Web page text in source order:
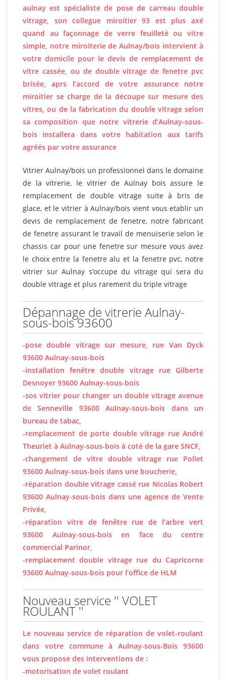
aulnay est spécialiste de pose de carreau double
vitrage, son collegue miroitier 93 est plus axé
quand au façonnage de verre feuilleté ou vitre
simple, notre miroiterie de Aulnay/bois intervient à
votre domicile pour le devis de remplacement de
vitre cassée, ou de double vitrage de fenetre pvc
brisée, aprs l’accord de votre assurance notre
miroitier se charge de la découpe sur mesure des
vitres, ou de la fabrication du double vitrage selon
sa composition que notre vitrerie d’Aulnay-sous-
bois installera dans votre habitation aux tarifs
agréés par votre assurance
Vitrier Aulnay/bois un professionnel dans le domaine
de la vitrerie, le vitrier de Aulnay bois assure le
remplacement de double vitrage suite à bris de
glace, et le vitrier à Aulnay/bois vient vous etablir un
devis de remplacement de fenetre, notre fabricant
de fenetre assurant le travail de menuiserie selon le
chassis car pour une fenetre sur mesure vous avez
le choix entre la fenetre alu et la fenetre pvc, notre
vitrier sur Aulnay s’occupe du vitrage qui sera du
double vitrage et plus rarement du triple vitrage
Dépannage de vitrerie Aulnay-
sous-bois 93600
-pose double vitrage sur mesure, rue Van Dyck
93600 Aulnay-sous-bois
-installation fenêtre double vitrage rue Gilberte
Desnoyer 93600 Aulnay-sous-bois
-sos vitrier pour changer un double vitrage avenue
de Senneville 93600 Aulnay-sous-bois dans un
bureau de tabac,
-remplacement de porte double vitrage rue André
Theuriet à Aulnay-sous-bois à coté de la gare SNCF,
-changement de vitre double vitrage rue Pollet
93600 Aulnay-sous-bois dans une boucherie,
-réparation double vitrage cassé rue Nicolas Robert
93600 Aulnay-sous-bois dans une agence de Vente
Privée,
-réparation vitre de fenêtre rue de l’arbre vert
93600 Aulnay-sous-bois en face du centre
commercial Parinor,
-remplacement double vitrage rue du Capricorne
93600 Aulnay-sous-bois pour l’office de HLM
Nouveau service '' VOLET
ROULANT ''
Le nouveau service de réparation de volet-roulant
dans votre commune à Aulnay-sous-Bois 93600
vous propose des interventions de :
-motorisation de volet roulant